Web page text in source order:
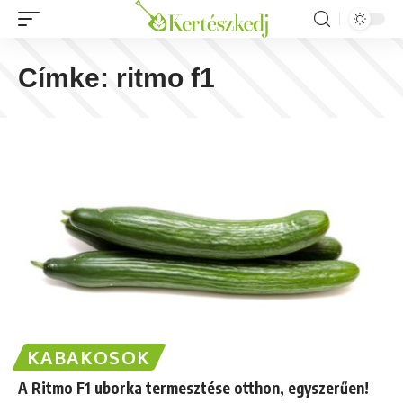
Címke: ritmo f1
KABAKOSOK
A Ritmo F1 uborka termesztése otthon, egyszerűen!